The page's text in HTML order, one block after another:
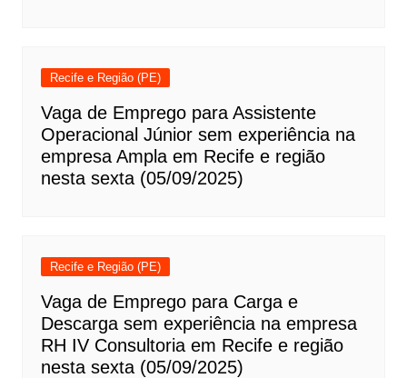
Recife e Região (PE)
Vaga de Emprego para Assistente
Operacional Júnior sem experiência na
empresa Ampla em Recife e região
nesta sexta (05/09/2025)
Recife e Região (PE)
Vaga de Emprego para Carga e
Descarga sem experiência na empresa
RH IV Consultoria em Recife e região
nesta sexta (05/09/2025)